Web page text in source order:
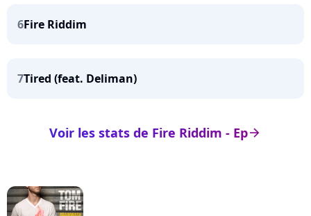
6Fire Riddim
7Tired (feat. Deliman)
arrow_right
Voir les stats de Fire Riddim - Ep